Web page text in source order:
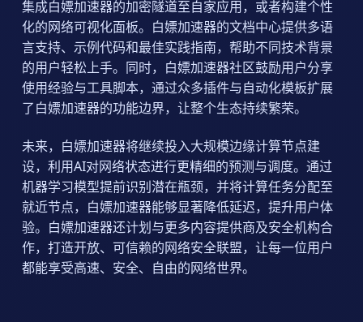
集成白嫖加速器的加密隧道至自家应用，或者构建个性
化的网络可视化面板。白嫖加速器的文档中心提供多语
言支持、示例代码和最佳实践指南，帮助不同技术背景
的用户轻松上手。同时，白嫖加速器社区鼓励用户分享
使用经验与工具脚本，通过众多插件与自动化模板扩展
了白嫖加速器的功能边界，让整个生态持续繁荣。
未来，白嫖加速器将继续投入大规模边缘计算节点建
设，利用AI对网络状态进行更精细的预测与调度。通过
机器学习模型提前识别潜在瓶颈，并将计算任务分配至
就近节点，白嫖加速器能够显著降低延迟，提升用户体
验。白嫖加速器还计划与更多内容提供商及安全机构合
作，打造开放、可信赖的网络安全联盟，让每一位用户
都能享受高速、安全、自由的网络世界。